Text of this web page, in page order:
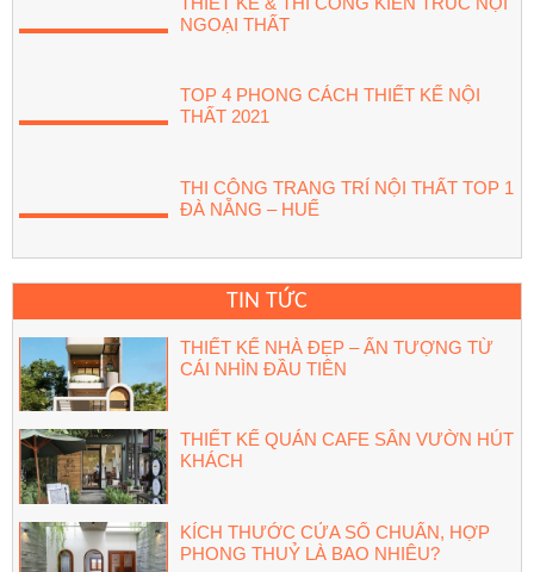
NGOẠI THẤT
TOP 4 PHONG CÁCH THIẾT KẾ NỘI
THẤT 2021
THI CÔNG TRANG TRÍ NỘI THẤT TOP 1
ĐÀ NẴNG – HUẾ
TIN TỨC
THIẾT KẾ NHÀ ĐẸP – ẤN TƯỢNG TỪ
CÁI NHÌN ĐẦU TIÊN
THIẾT KẾ QUÁN CAFE SÂN VƯỜN HÚT
KHÁCH
KÍCH THƯỚC CỬA SỔ CHUẨN, HỢP
PHONG THUỶ LÀ BAO NHIÊU?